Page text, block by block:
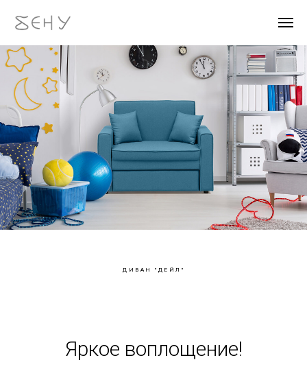
ДИВАН "ДЕЙЛ"
Яркое воплощение!